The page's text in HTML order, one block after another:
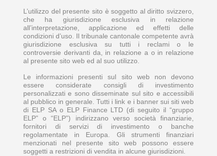
L’utilizzo del presente sito è soggetto al diritto svizzero,
che ha giurisdizione esclusiva in relazione
all’interpretazione, applicazione ed effetti delle
condizioni d’uso. Il tribunale cantonale competente avrà
giurisdizione esclusiva su tutti i reclami o le
controversie derivanti da, in relazione a o in relazione
al presente sito web ed al suo utilizzo.
Le informazioni presenti sul sito web non devono
essere considerate consigli di investimento
personalizzati e sono disseminate sul sito e accessibili
al pubblico in generale. Tutti i link e i banner sui siti web
di ELP SA o ELP Finance LTD (di seguito il “gruppo
ELP” o “ELP”) indirizzano verso società finanziarie,
fornitori di servizi di investimento o banche
regolamentate in Europa. Gli strumenti finanziari
menzionati nel presente sito web possono essere
soggetti a restrizioni di vendita in alcune giurisdizioni.